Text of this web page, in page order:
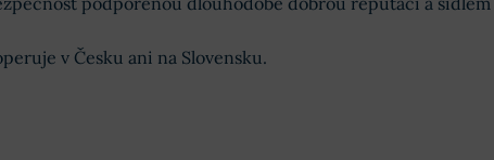
v Česku ani na Slovensku.